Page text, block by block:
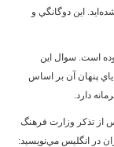
اين دوگانگي و
ارشد بوده است. سوال اين
پنهان آن بر اساس
دارد.
از تذکر وزارت فرهنگ
در انگليس مي‌نويسيد: